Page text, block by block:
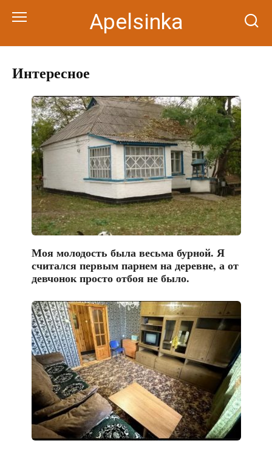
Apelsinka
Интересное
Моя молодость была весьма бурной. Я
считался первым парнем на деревне, а от
девчонок просто отбоя не было.